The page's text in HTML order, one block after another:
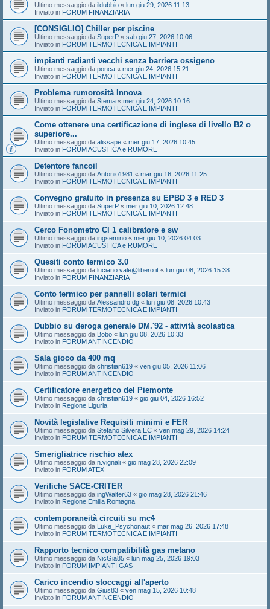
Ultimo messaggio da ildubbio « lun giu 29, 2026 11:13
Inviato in FORUM FINANZIARIA
[CONSIGLIO] Chiller per piscine
Ultimo messaggio da SuperP « sab giu 27, 2026 10:06
Inviato in FORUM TERMOTECNICA E IMPIANTI
impianti radianti vecchi senza barriera ossigeno
Ultimo messaggio da ponca « mer giu 24, 2026 15:21
Inviato in FORUM TERMOTECNICA E IMPIANTI
Problema rumorosità Innova
Ultimo messaggio da Stema « mer giu 24, 2026 10:16
Inviato in FORUM TERMOTECNICA E IMPIANTI
Come ottenere una certificazione di inglese di livello B2 o
superiore...
Ultimo messaggio da alissape « mer giu 17, 2026 10:45
Inviato in FORUM ACUSTICA e RUMORE
Detentore fancoil
Ultimo messaggio da Antonio1981 « mar giu 16, 2026 11:25
Inviato in FORUM TERMOTECNICA E IMPIANTI
Convegno gratuito in presenza su EPBD 3 e RED 3
Ultimo messaggio da SuperP « mer giu 10, 2026 12:48
Inviato in FORUM TERMOTECNICA E IMPIANTI
Cerco Fonometro Cl 1 calibratore e sw
Ultimo messaggio da ingsemino « mer giu 10, 2026 04:03
Inviato in FORUM ACUSTICA e RUMORE
Quesiti conto termico 3.0
Ultimo messaggio da luciano.vale@libero.it « lun giu 08, 2026 15:38
Inviato in FORUM FINANZIARIA
Conto termico per pannelli solari termici
Ultimo messaggio da Alessandro dg « lun giu 08, 2026 10:43
Inviato in FORUM TERMOTECNICA E IMPIANTI
Dubbio su deroga generale DM.'92 - attività scolastica
Ultimo messaggio da Bobo « lun giu 08, 2026 10:33
Inviato in FORUM ANTINCENDIO
Sala gioco da 400 mq
Ultimo messaggio da christian619 « ven giu 05, 2026 11:06
Inviato in FORUM ANTINCENDIO
Certificatore energetico del Piemonte
Ultimo messaggio da christian619 « gio giu 04, 2026 16:52
Inviato in Regione Liguria
Novità legislative Requisiti minimi e FER
Ultimo messaggio da Stefano Silvera EC « ven mag 29, 2026 14:24
Inviato in FORUM TERMOTECNICA E IMPIANTI
Smerigliatrice rischio atex
Ultimo messaggio da n.vignali « gio mag 28, 2026 22:09
Inviato in FORUM ATEX
Verifiche SACE-CRITER
Ultimo messaggio da ingWalter63 « gio mag 28, 2026 21:46
Inviato in Regione Emilia Romagna
contemporaneità circuiti su mc4
Ultimo messaggio da Luke_Psychonaut « mar mag 26, 2026 17:48
Inviato in FORUM TERMOTECNICA E IMPIANTI
Rapporto tecnico compatibilità gas metano
Ultimo messaggio da NicGia85 « lun mag 25, 2026 19:03
Inviato in FORUM IMPIANTI GAS
Carico incendio stoccaggi all'aperto
Ultimo messaggio da Gius83 « ven mag 15, 2026 10:48
Inviato in FORUM ANTINCENDIO